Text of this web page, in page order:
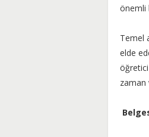
önemli
Temel
elde
zaman